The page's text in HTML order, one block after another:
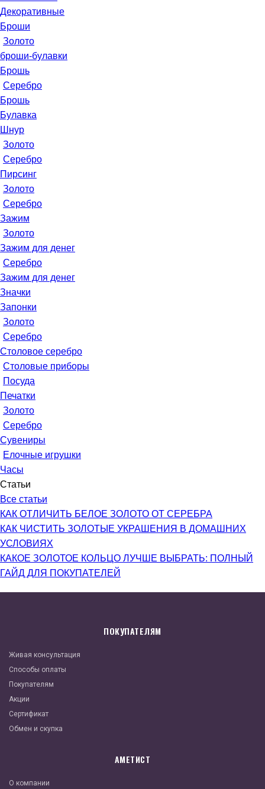
Декоративные
Броши
Золото
броши-булавки
Брошь
Серебро
Брошь
Булавка
Шнур
Золото
Серебро
Пирсинг
Золото
Серебро
Зажим
Золото
Зажим для денег
Серебро
Зажим для денег
Значки
Запонки
Золото
Серебро
Столовое серебро
Столовые приборы
Посуда
Печатки
Золото
Серебро
Сувениры
Елочные игрушки
Часы
Статьи
Все статьи
КАК ОТЛИЧИТЬ БЕЛОЕ ЗОЛОТО ОТ СЕРЕБРА
КАК ЧИСТИТЬ ЗОЛОТЫЕ УКРАШЕНИЯ В ДОМАШНИХ
УСЛОВИЯХ
КАКОЕ ЗОЛОТОЕ КОЛЬЦО ЛУЧШЕ ВЫБРАТЬ: ПОЛНЫЙ
ГАЙД ДЛЯ ПОКУПАТЕЛЕЙ
ПОКУПАТЕЛЯМ
Живая консультация
Способы оплаты
Покупателям
Акции
Сертификат
Обмен и скупка
АМЕТИСТ
О компании